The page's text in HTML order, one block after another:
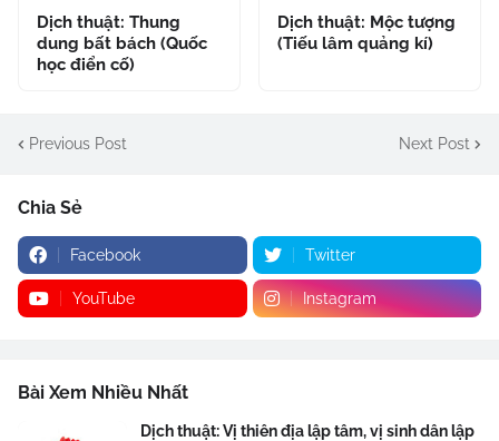
Dịch thuật: Thung
dung bất bách (Quốc
học điển cố)
Dịch thuật: Mộc tượng
(Tiếu lâm quảng kí)
Previous Post Next Post
Chia Sẻ
Facebook Twitter
YouTube Instagram
Bài Xem Nhiều Nhất
Dịch thuật: Vị thiên địa lập tâm, vị sinh dân lập